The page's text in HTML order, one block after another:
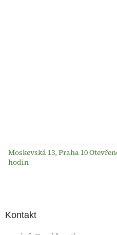
Moskevská 13, Praha 10
hodin
Kontakt